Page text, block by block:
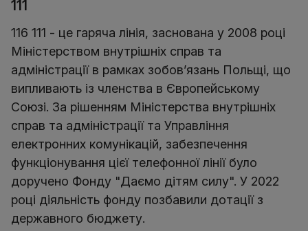
111
116 111 - це гаряча лінія, заснована у 2008 році
Міністерством внутрішніх справ та
адміністрації в рамках зобов’язань Польщі, що
випливають із членства в Європейському
Союзі. За рішенням Міністерства внутрішніх
справ та адміністрації та Управління
електронних комунікацій, забезпечення
функціонування цієї телефонної лінії було
доручено Фонду "Даємо дітям силу". У 2022
році діяльність фонду позбавили дотації з
державного бюджету.